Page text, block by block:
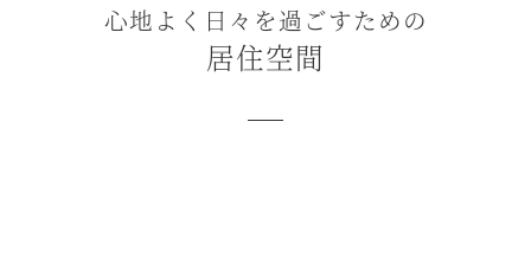
心地よく日々を過ごすための
居住空間